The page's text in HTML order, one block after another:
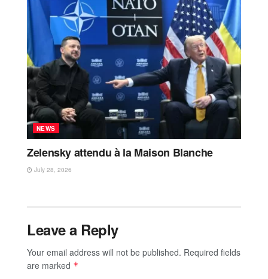
NEWS
Zelensky attendu à la Maison Blanche
July 28, 2026
Leave a Reply
Your email address will not be published. Required fields
are marked *